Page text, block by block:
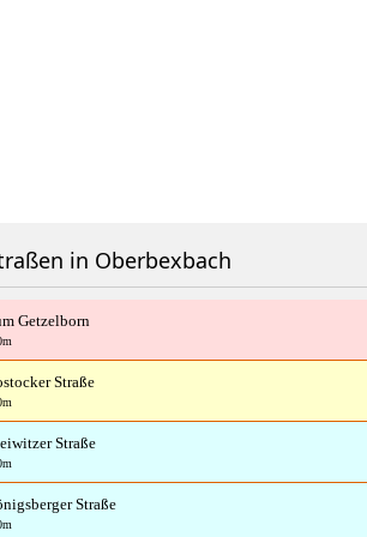
in Oberbexbach
Getzelborn
Straße
Straße
Straße